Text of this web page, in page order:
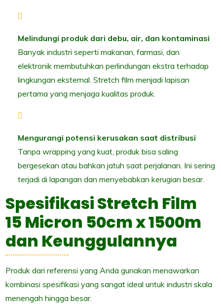
Melindungi produk dari debu, air, dan kontaminasi
Banyak industri seperti makanan, farmasi, dan
elektronik membutuhkan perlindungan ekstra terhadap
lingkungan eksternal. Stretch film menjadi lapisan
pertama yang menjaga kualitas produk.
Mengurangi potensi kerusakan saat distribusi
Tanpa wrapping yang kuat, produk bisa saling
bergesekan atau bahkan jatuh saat perjalanan. Ini sering
terjadi di lapangan dan menyebabkan kerugian besar.
Spesifikasi Stretch Film
15 Micron 50cm x 1500m
dan Keunggulannya
Produk dari referensi yang Anda gunakan menawarkan
kombinasi spesifikasi yang sangat ideal untuk industri skala
menengah hingga besar.